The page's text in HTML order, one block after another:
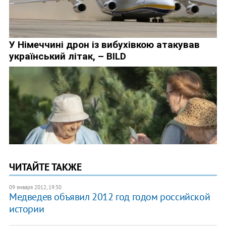
ЧИТАЙТЕ ТАКЖЕ
09 января 2012, 19:30
Медведев объявил 2012 год годом российской
истории